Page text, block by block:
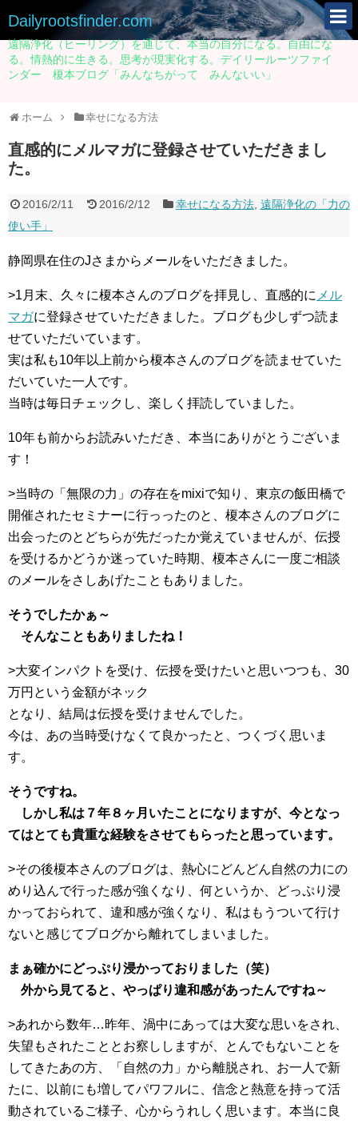
Dailyrootsfinder.com
遠隔浄化（ヒーリング）を通じて、本当の自分になる。自由にな
る。情熱的に生きる。思考が現実化する。デイリールーツファイ
ンダー 榎本ブログ「みんなちがって みんないい」
ホーム 幸せになる方法
直感的にメルマガに登録させていただきまし
た。
2016/2/11 2016/2/12 幸せになる方法, 遠隔浄化の「力の
使い手」
静岡県在住のJさまからメールをいただきました。
>1月末、久々に榎本さんのブログを拝見し、直感的に メル
マガに登録させていただきました。ブログも少しずつ読ま
せていただいています。
実は私も10年以上前から榎本さんのブログを読ませていた
だいていた一人です。
当時は毎日チェックし、楽しく拝読していました。
10年も前からお読みいただき、本当にありがとうございま
す！
>当時の「無限の力」の存在をmixiで知り、東京の飯田橋で
開催されたセミナーに行っったのと、榎本さんのブログに
出会ったのとどちらが先だったか覚えていませんが、伝授
を受けるかどうか迷っていた時期、榎本さんに一度ご相談
のメールをさしあげたこともありました。
そうでしたかぁ～
そんなこともありましたね！
>大変インパクトを受け、伝授を受けたいと思いつつも、30
万円という金額がネック
となり、結局は伝授を受けませんでした。
今は、あの当時受けなくて良かったと、つくづく思いま
す。
そうですね。
しかし私は７年８ヶ月いたことになりますが、今となっ
てはとても貴重な経験をさせてもらったと思っています。
>その後榎本さんのブログは、熱心にどんどん自然の力にの
めり込んで行った感が強くなり、何というか、どっぷり浸
かっておられて、違和感が強くなり、私はもうついて行け
ないと感じてブログから離れてしまいました。
まぁ確かにどっぷり浸かっておりました（笑）
外から見てると、やっぱり違和感があったんですね～
>あれから数年…昨年、渦中にあっては大変な思いをされ、
失望もされたこととお察ししますが、とんでもないことを
してきたあの方、「自然の力」から離脱され、お一人で新
たに、以前にも増してパワフルに、信念と熱意を持って活
動されているご様子、心からうれしく思います。本当に良